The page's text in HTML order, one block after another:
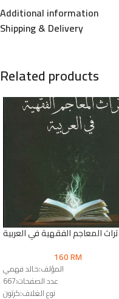
Additional information
Shipping & Delivery
Related products
تراث المعاجم الفقهية في العربية
160RM
المؤلف:خالد فهمي
عدد الصفحات:667
نوع الغلاف:كرتون